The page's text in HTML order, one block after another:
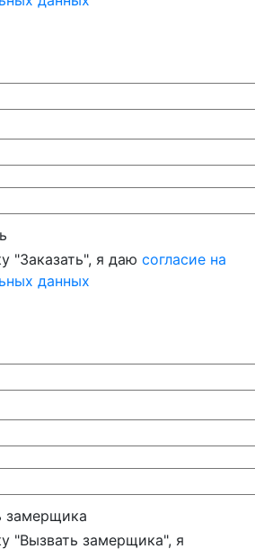
"Заказать", я даю согласие на
данных
замерщика
"Вызвать замерщика", я